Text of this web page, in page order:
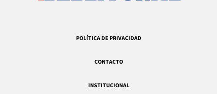
POLÍTICA DE PRIVACIDAD
CONTACTO
INSTITUCIONAL